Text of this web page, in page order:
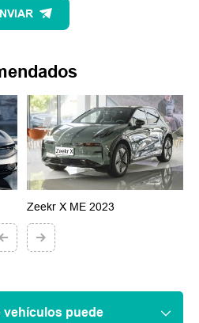
Zeekr X ME 2023
vehículos puede